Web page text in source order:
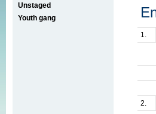
Unstaged
Youth gang
1.
2.